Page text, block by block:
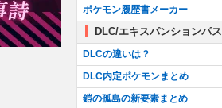
ポケモン履歴書メーカー
DLC/エキスパンションパス
DLCの違いは？
DLC内定ポケモンまとめ
鎧の孤島の新要素まとめ